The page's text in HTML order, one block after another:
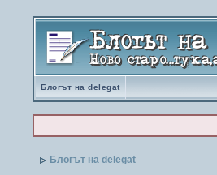
Блогът на delegat
Блогът на delegat